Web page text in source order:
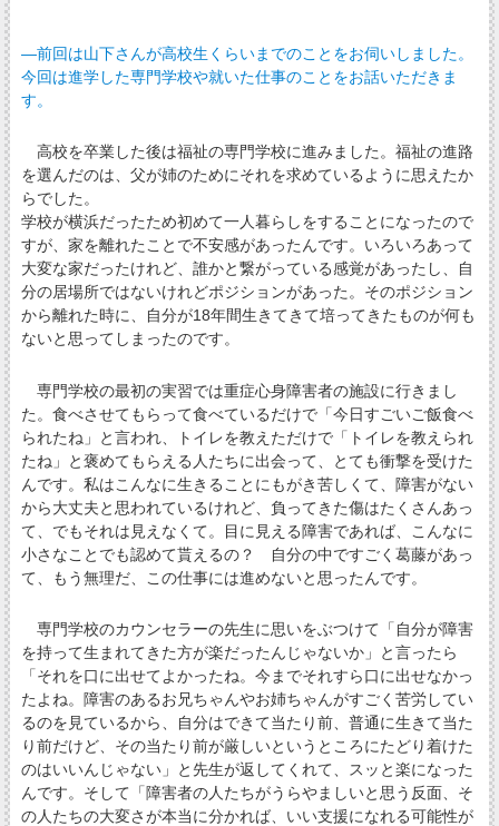
―前回は山下さんが高校生くらいまでのことをお伺いしました。
今回は進学した専門学校や就いた仕事のことをお話いただきま
す。
高校を卒業した後は福祉の専門学校に進みました。福祉の進路
を選んだのは、父が姉のためにそれを求めているように思えたか
らでした。
学校が横浜だったため初めて一人暮らしをすることになったので
すが、家を離れたことで不安感があったんです。いろいろあって
大変な家だったけれど、誰かと繋がっている感覚があったし、自
分の居場所ではないけれどポジションがあった。そのポジション
から離れた時に、自分が18年間生きてきて培ってきたものが何も
ないと思ってしまったのです。
専門学校の最初の実習では重症心身障害者の施設に行きまし
た。食べさせてもらって食べているだけで「今日すごいご飯食べ
られたね」と言われ、トイレを教えただけで「トイレを教えられ
たね」と褒めてもらえる人たちに出会って、とても衝撃を受けた
んです。私はこんなに生きることにもがき苦しくて、障害がない
から大丈夫と思われているけれど、負ってきた傷はたくさんあっ
て、でもそれは見えなくて。目に見える障害であれば、こんなに
小さなことでも認めて貰えるの？ 自分の中ですごく葛藤があっ
て、もう無理だ、この仕事には進めないと思ったんです。
専門学校のカウンセラーの先生に思いをぶつけて「自分が障害
を持って生まれてきた方が楽だったんじゃないか」と言ったら
「それを口に出せてよかったね。今までそれすら口に出せなかっ
たよね。障害のあるお兄ちゃんやお姉ちゃんがすごく苦労してい
るのを見ているから、自分はできて当たり前、普通に生きて当た
り前だけど、その当たり前が厳しいというところにたどり着けた
のはいいんじゃない」と先生が返してくれて、スッと楽になった
んです。そして「障害者の人たちがうらやましいと思う反面、そ
の人たちの大変さが本当に分かれば、いい支援になれる可能性が